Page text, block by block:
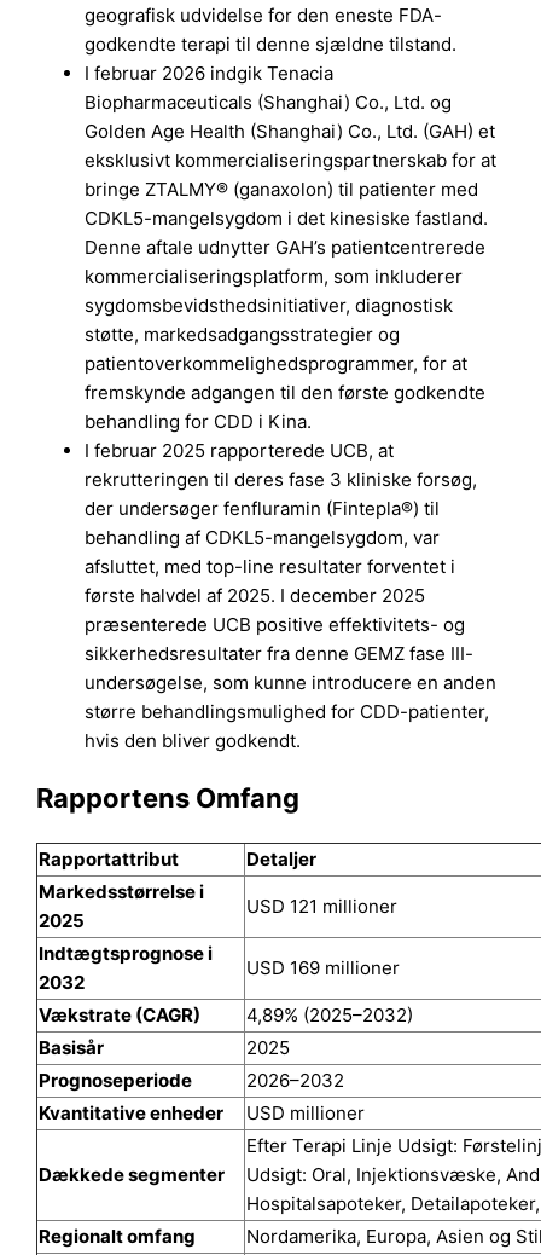
geografisk udvidelse for den eneste FDA-
godkendte terapi til denne sjældne tilstand.
I februar 2026 indgik Tenacia
Biopharmaceuticals (Shanghai) Co., Ltd. og
Golden Age Health (Shanghai) Co., Ltd. (GAH) et
eksklusivt kommercialiseringspartnerskab for at
bringe ZTALMY® (ganaxolon) til patienter med
CDKL5-mangelsygdom i det kinesiske fastland.
Denne aftale udnytter GAH’s patientcentrerede
kommercialiseringsplatform, som inkluderer
sygdomsbevidsthedsinitiativer, diagnostisk
støtte, markedsadgangsstrategier og
patientoverkommelighedsprogrammer, for at
fremskynde adgangen til den første godkendte
behandling for CDD i Kina.
I februar 2025 rapporterede UCB, at
rekrutteringen til deres fase 3 kliniske forsøg,
der undersøger fenfluramin (Fintepla®) til
behandling af CDKL5-mangelsygdom, var
afsluttet, med top-line resultater forventet i
første halvdel af 2025. I december 2025
præsenterede UCB positive effektivitets- og
sikkerhedsresultater fra denne GEMZ fase III-
undersøgelse, som kunne introducere en anden
større behandlingsmulighed for CDD-patienter,
hvis den bliver godkendt.
Rapportens Omfang
Rapportattribut
Detaljer
Markedsstørrelse i
2025
USD 121 millioner
Indtægtsprognose i
2032
USD 169 millioner
Vækstrate (CAGR)
4,89% (2025–2032)
Basisår
2025
Prognoseperiode
2026–2032
Kvantitative enheder
USD millioner
Dækkede segmenter
Efter Terapi Linje Udsigt:
Udsigt: Oral, Injektionsvæske,
Hospitalsapoteker,
Regionalt omfang
Nordamerika, Europa, Asien og